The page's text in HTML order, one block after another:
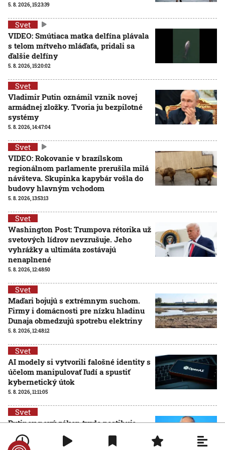
5. 8. 2026, 15:23:39
Svet
VIDEO: Smútiaca matka delfína plávala
s telom mŕtveho mláďaťa, pridali sa
ďalšie delfíny
5. 8. 2026, 15:20:02
Svet
Vladimir Putin oznámil vznik novej
armádnej zložky. Tvoria ju bezpilotné
systémy
5. 8. 2026, 14:47:04
Svet
VIDEO: Rokovanie v brazílskom
regionálnom parlamente prerušila milá
návšteva. Skupinka kapybár vošla do
budovy hlavným vchodom
5. 8. 2026, 13:53:13
Svet
Washington Post: Trumpova rétorika už
svetových lídrov nevzrušuje. Jeho
vyhrážky a ultimáta zostávajú
nenaplnené
5. 8. 2026, 12:48:50
Svet
Maďari bojujú s extrémnym suchom.
Firmy i domácnosti pre nízku hladinu
Dunaja obmedzujú spotrebu elektriny
5. 8. 2026, 12:48:12
Svet
AI modely si vytvorili falošné identity s
účelom manipulovať ľudí a spustiť
kybernetický útok
5. 8. 2026, 11:11:05
Svet
Putinov nový zákon tvrdo postihuje
kritikov Kremľa, ktorí odišli z Ruska
5. 8. 2026, 11:09:27